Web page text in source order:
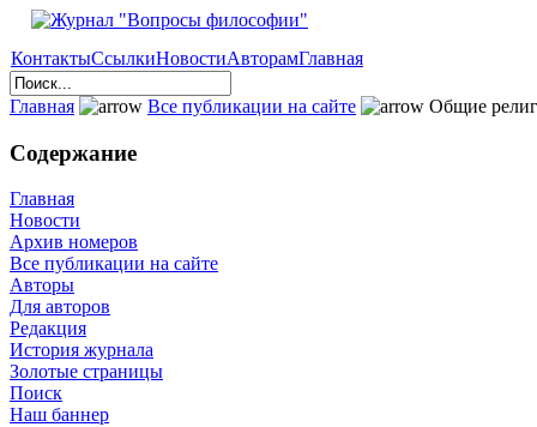
КонтактыСсылкиНовостиАвторамГлавная
Главная Все публикации на сайте Общие
Содержание
Главная
Новости
Архив номеров
Все публикации на сайте
Авторы
Для авторов
Редакция
История журнала
Золотые страницы
Поиск
Наш баннер